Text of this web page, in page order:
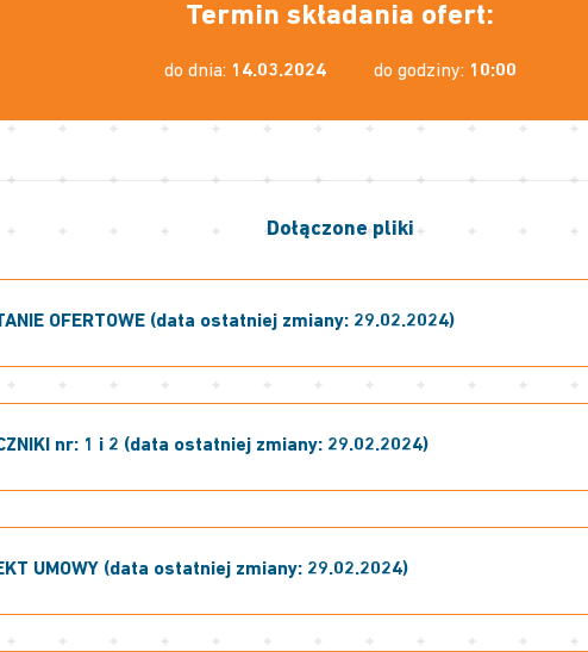
Termin składania ofert:
do dnia: 14.03.2024 do godziny: 10:00
Dołączone pliki
OFERTOWE (data ostatniej zmiany: 29.02.2024)
nr: 1 i 2 (data ostatniej zmiany: 29.02.2024)
UMOWY (data ostatniej zmiany: 29.02.2024)